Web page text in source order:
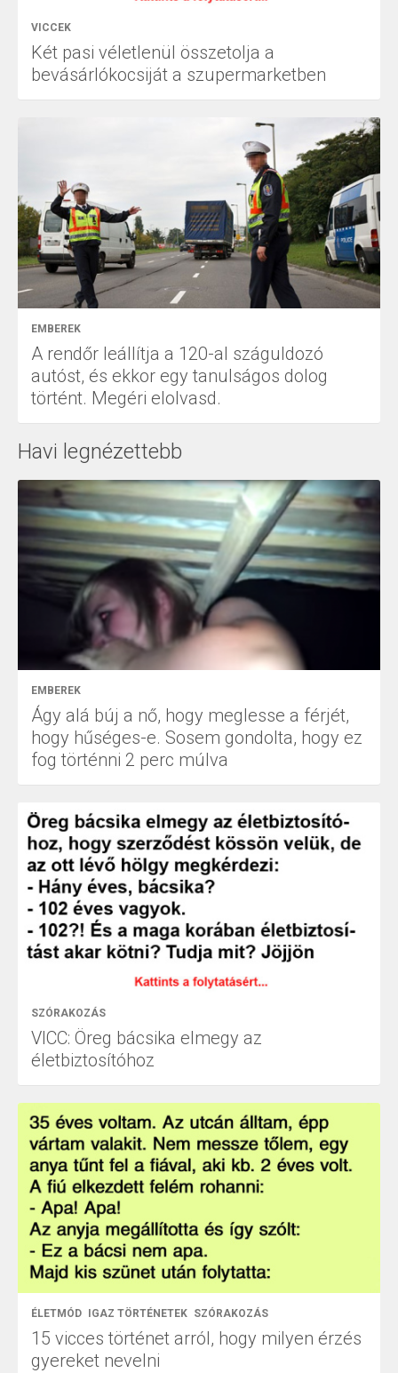
VICCEK
Két pasi véletlenül összetolja a
bevásárlókocsiját a szupermarketben
EMBEREK
A rendőr leállítja a 120-al száguldozó
autóst, és ekkor egy tanulságos dolog
történt. Megéri elolvasd.
Havi legnézettebb
EMBEREK
Ágy alá búj a nő, hogy meglesse a férjét,
hogy hűséges-e. Sosem gondolta, hogy ez
fog történni 2 perc múlva
SZÓRAKOZÁS
VICC: Öreg bácsika elmegy az
életbiztosítóhoz
ÉLETMÓD IGAZ TÖRTÉNETEK SZÓRAKOZÁS
15 vicces történet arról, hogy milyen érzés
gyereket nevelni